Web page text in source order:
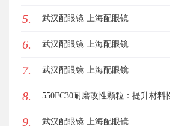
视平台
5. 武汉配眼镜 上海配眼镜
6. 武汉配眼镜 上海配眼镜
7. 武汉配眼镜 上海配眼镜
8. 550FC30耐磨改性颗粒：提升材料
新选择
9. 武汉配眼镜 上海配眼镜